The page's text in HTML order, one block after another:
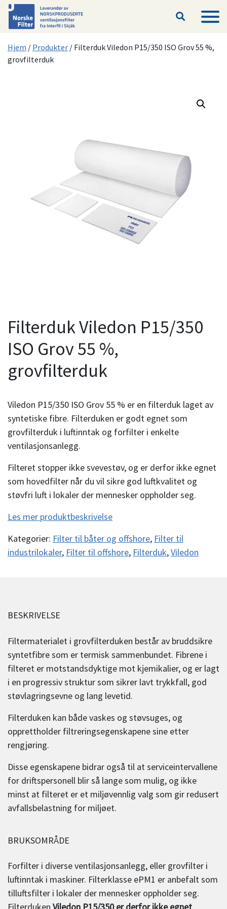
Hjem / Produkter / Filterduk Viledon P15/350 ISO Grov 55 %,
grovfilterduk
Filterduk Viledon P15/350
ISO Grov 55 %,
grovfilterduk
Viledon P15/350 ISO Grov 55 % er en filterduk laget av
syntetiske fibre. Filterduken er godt egnet som
grovfilterduk i luftinntak og forfilter i enkelte
ventilasjonsanlegg.
Filteret stopper ikke svevestøv, og er derfor ikke egnet
som hovedfilter når du vil sikre god luftkvalitet og
støvfri luft i lokaler der mennesker oppholder seg.
Les mer produktbeskrivelse
Kategorier: Filter til båter og offshore, Filter til
industrilokaler, Filter til offshore, Filterduk,Viledon
BESKRIVELSE
Filtermaterialet i grovfilterduken består av bruddsikre
syntetfibre som er termisk sammenbundet. Fibrene i
filteret er motstandsdyktige mot kjemikalier, og er lagt
i en progressiv struktur som sikrer lavt trykkfall, god
støvlagringsevne og lang levetid.
Filterduken kan både vaskes og støvsuges, og
opprettholder filtreringsegenskapene sine etter
rengjøring.
Disse egenskapene bidrar også til at serviceintervallene
for driftspersonell blir så lange som mulig, og ikke
minst at filteret er et miljøvennlig valg som gir redusert
avfallsbelastning for miljøet.
BRUKSOMRÅDE
Forfilter i diverse ventilasjonsanlegg, eller grovfilter i
luftinntak i maskiner. Filterklasse ePM1 er anbefalt som
tilluftsfilter i lokaler der mennesker oppholder seg.